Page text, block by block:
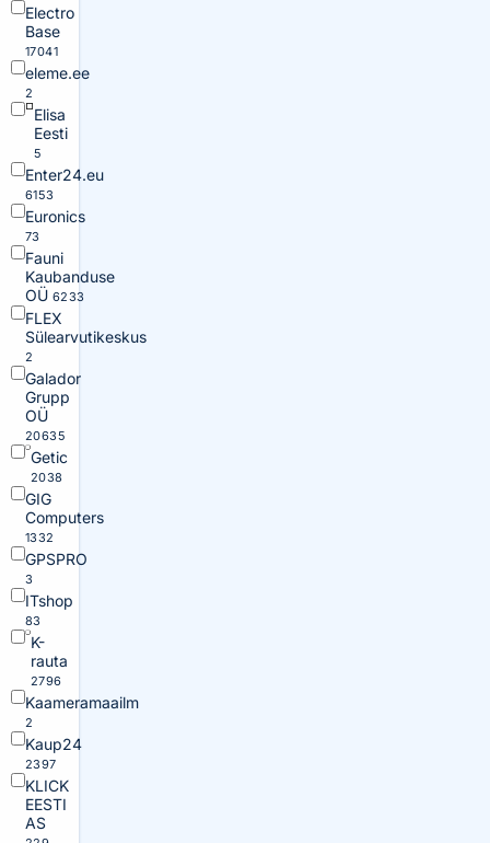
Electro
Base
17041
eleme.ee
2
Elisa
Eesti
5
Enter24.eu
6153
Euronics
73
Fauni
Kaubanduse
OÜ 6233
FLEX
Sülearvutikeskus
2
Galador
Grupp
OÜ
20635
Getic
2038
GIG
Computers
1332
GPSPRO
3
ITshop
83
K-
rauta
2796
Kaameramaailm
2
Kaup24
2397
KLICK
EESTI
AS